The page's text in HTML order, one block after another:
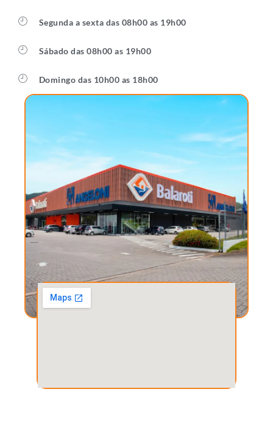
Segunda a sexta das 08h00 as 19h00
Sábado das 08h00 as 19h00
Domingo das 10h00 as 18h00